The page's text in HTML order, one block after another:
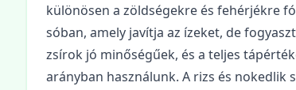
különösen a zöldségekre és fehérjékre
sóban, amely javítja az ízeket, de
zsírok jó minőségűek, és a teljes
arányban használunk. A rizs és nokedlik